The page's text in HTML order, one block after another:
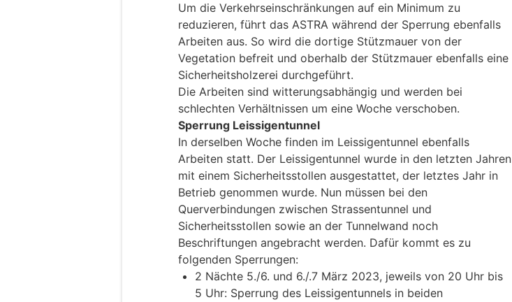
Um die Verkehrseinschränkungen auf ein Minimum zu
reduzieren, führt das ASTRA während der Sperrung ebenfalls
Arbeiten aus. So wird die dortige Stützmauer von der
Vegetation befreit und oberhalb der Stützmauer ebenfalls eine
Sicherheitsholzerei durchgeführt.
Die Arbeiten sind witterungsabhängig und werden bei
schlechten Verhältnissen um eine Woche verschoben.
Sperrung Leissigentunnel
In derselben Woche finden im Leissigentunnel ebenfalls
Arbeiten statt. Der Leissigentunnel wurde in den letzten Jahren
mit einem Sicherheitsstollen ausgestattet, der letztes Jahr in
Betrieb genommen wurde. Nun müssen bei den
Querverbindungen zwischen Strassentunnel und
Sicherheitsstollen sowie an der Tunnelwand noch
Beschriftungen angebracht werden. Dafür kommt es zu
folgenden Sperrungen:
2 Nächte 5./6. und 6./.7 März 2023, jeweils von 20 Uhr bis
5 Uhr: Sperrung des Leissigentunnels in beiden